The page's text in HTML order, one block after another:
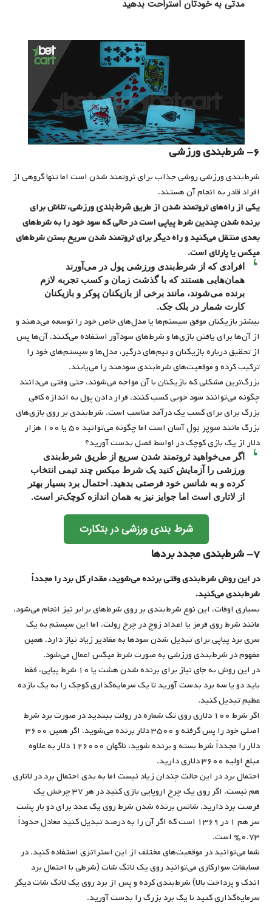
مدتی به خودتان استراحت بدهید
۶- شرط‌بندی ورزشی
شرط‌بندی ورزشی روشی جذاب برای ثروتمند شدن است اما تنها گروهی از
افراد قادر به انجام آن هستند.
یکی از راه‌های ثروتمند شدن از طریقشرط‌بندی‌ورزشی، تلاش برای
برنده شدن چندین شرط پیاپی است در حالی که سود خود را به شرط‌های
بعدی منتقل می‌کنید و راه دیگر برای ثروتمند شدن سریع بستن شرط‌های
میکس یا پارلای است.
افرادی که از شرط‌بندی‌ ورزشی پول در می‌آورند
همان‌هایی هستند که با گذشت زمان و کسب تجربه لازم
برنده می‌شوند، مانند برخی از بازیکنان پوکر و بازیکنان
کارت شمار در بلک جک.
بیشتر بازیکنان موفق سیستم‌ها یا مدل‌های خاص خود را توسعه می‌دهند و
از آن‌ها برای یافتن بازی‌ها و شرط‌های سودآور استفاده می‌كنند. آن‌ها پس
از تحقیق درباره بازیکنان و تیم‌های درگیر، مدل‌ها و سیستم‌های خود را
‌ترکیب کرده و موقعیت‌های شرط‌بندی سودمند را می‌یابند.
بزرگ‌ترین مشکلی که بازیکنان با آن مواجه می‌شوند، حتی وقتی می‌دانند
چگونه می‌توانند سود خوبی کسب کنند، قرار دادن پول به اندازه کافی
بزرگ برای برای کسب یک درآمد مناسب است. شرط‌بندی بر روی بازی‌های
بزرگ مانندسوپر بول
آسان است اما چگونه می‌توانید ۵۰ یا ۱۰۰ هزار
دلار از یک بازی کوچک در اواسط فصل بدست آورید؟
اگر می‌خواهید ثروتمند شدن سریع از طریق شرط‌بندی‌
ورزشی را آزمایش کنید یک شرط میکس چند تیمی ‌انتخاب
کرده و به شانس خود فرصتی بدهید. احتمال برد بسیار بهتر
از لاتاری است اما جوایز نیز به همان اندازه کوچک‌تر است.
شرط بندی ورزشی در بتکارت
۷- شرط‌بندی مجدد بردها
در این روش شرط‌بندی وقتی برنده می‌شوید، مقدار کل برد را مجدداً
شرط‌بندی می‌کنید.
بسیاری اوقات، این نوع شرط‌‌بندی بر روی شرط‌های برابر نیز انجام می‌شود،
مانند شرط روی قرمز یا اعداد زوج در چرخ رولت. اما این سیستم به یک
سری برد پیاپی برای تبدیل شدن سودها به مقادیر زیاد نیاز دارد. همین
مفهوم در شرط‌بندی‌ ورزشی به صورت شرط میکس اعمال می‌شود.
در این روش به جای نیاز برای برنده شدن هشت یا ۱۰ شرط پیاپی، فقط
باید دو یا سه برد بدست آورید تا یک سرمایه‌گذاری کوچک را به یک بازده
عظیم تبدیل کنید.
اگر شرط ۱۰۰ دلاری روی تک شماره در رولت ببندید در صورت برد شرط
اصلی خود را پس گرفته و ۳۵۰۰ دلار برنده می‌شوید. اگر همین ۳۶۰۰
دلار را مجدداً شرط بسته و برنده شوید، ناگهان ۱۲۶۰۰۰ دلار به علاوه
مبلغ اولیه ۳۶۰۰ دلاری دارید.
احتمال برد در این حالت چندان زیاد نیست اما به بدی احتمال برد در لاتاری
هم نیست. اگر روی یک چرخ اروپایی بازی ‌کنید در هر ۳۷ چرخش یک
فرصت برد دارید. شانس برنده شدن شرط روی یک عدد برای دو بار پشت
سر هم ۱ در ۱۳۶۹ است که اگر آن را به درصد تبدیل کنید معادل حدوداً
۰.۷۳% است.
شما می‌توانید در موقعیت‌های مختلف از این استراتژی استفاده کنید. در
مسابقات سوارکاری می‌توانید روی یک لانگ شات (شرطی با احتمال برد
اندک و پرداخت بالا) شرط‌بندی کرده و پس از برد روی یک لانگ شات دیگر
سرمایه‌گذاری کنید تا یک برد بزرگ را بدست آورید.